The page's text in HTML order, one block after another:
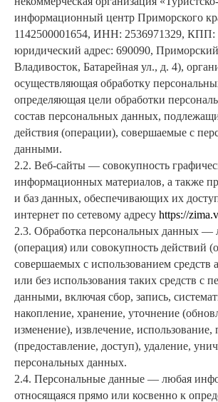
информационный центр Приморского
1142500001654, ИНН: 2536971329, КПП:
юридический адрес: 690090,
Владивосток, Батарейная ул., д. 4),
осуществляющая обработку
определяющая цели обработки
состав персональных данных,
действия (операции), совершаемые с
данными.
2.2. Веб-сайты — совокупность
информационных материалов, а также
и баз данных, обеспечивающих их
интернет по сетевому адресу https://
2.3. Обработка персональных данных —
(операция) или совокупность действий
совершаемых с использованием средств
или без использования таких средств с
данными, включая сбор, запись,
накопление, хранение, уточнение
изменение), извлечение, использование,
(предоставление, доступ), удаление,
персональных данных.
2.4. Персональные данные — любая
относящаяся прямо или косвенно к